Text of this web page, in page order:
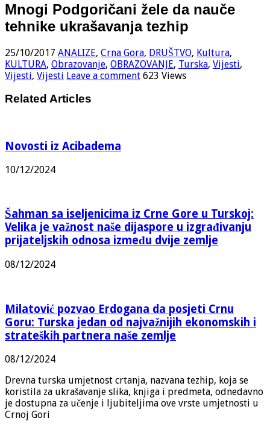
Mnogi Podgoričani žele da nauče
tehnike ukrašavanja tezhip
25/10/2017 ANALIZE, Crna Gora, DRUŠTVO, Kultura,
KULTURA, Obrazovanje, OBRAZOVANJE, Turska, Vijesti,
Vijesti, Vijesti Leave a comment 623 Views
Related Articles
Novosti iz Acibadema
10/12/2024
Šahman sa iseljenicima iz Crne Gore u Turskoj:
Velika je važnost naše dijaspore u izgrađivanju
prijateljskih odnosa između dvije zemlje
08/12/2024
Milatović pozvao Erdogana da posjeti Crnu
Goru: Turska jedan od najvažnijih ekonomskih i
strateških partnera naše zemlje
08/12/2024
Drevna turska umjetnost crtanja, nazvana tezhip, koja se
koristila za ukrašavanje slika, knjiga i predmeta, odnedavno
je dostupna za učenje i ljubiteljima ove vrste umjetnosti u
Crnoj Gori